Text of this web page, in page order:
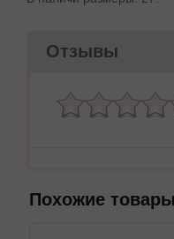
Отзывы
Похожие товары